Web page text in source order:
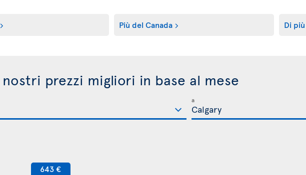
Più del Canada Di
prezzi migliori in base al mese
a
643 €